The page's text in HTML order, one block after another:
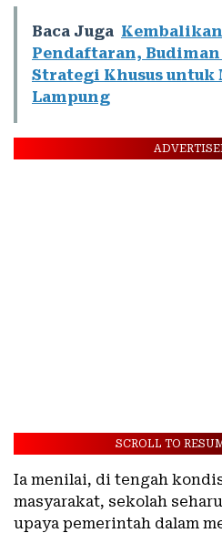
Baca Juga
Pendaftaran, Budiman
Strategi Khusus untuk
Lampung
SCROLL TO
Ia menilai, di tengah
masyarakat, sekolah
upaya pemerintah dalam